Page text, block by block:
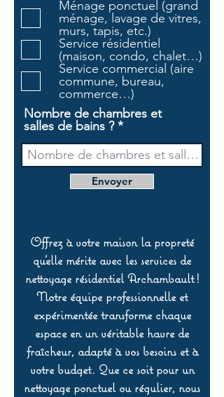
t
o
i
r
e
Ménage ponctuel (grand
ménage, lavage de vitres,
murs, tapis, etc.)
Service résidentiel
(maison, condo, chalet…)
Service commercial (aire
commune, bureau,
commerce…)
Nombre de chambres et
salles de bains ?
Envoyer
Offrez à votre maison la propreté
qu’elle mérite avec les services de
nettoyage résidentiel Archambault !
Notre équipe professionnelle et
expérimentée transforme chaque
espace en un véritable havre de
fraîcheur, adapté à vos besoins et à
votre budget. Que ce soit pour un
nettoyage ponctuel ou régulier, nous